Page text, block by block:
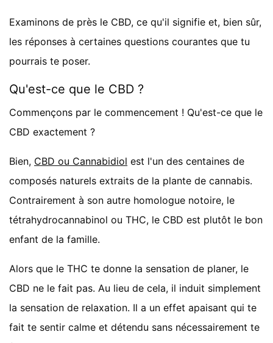
Examinons de près le CBD, ce qu'il signifie et, bien sûr,
les réponses à certaines questions courantes que tu
pourrais te poser.
Qu'est-ce que le CBD ?
Commençons par le commencement ! Qu'est-ce que le
CBD exactement ?
Bien, CBD ou Cannabidiol est l'un des centaines de
composés naturels extraits de la plante de cannabis.
Contrairement à son autre homologue notoire, le
tétrahydrocannabinol ou THC, le CBD est plutôt le bon
enfant de la famille.
Alors que le THC te donne la sensation de planer, le
CBD ne le fait pas. Au lieu de cela, il induit simplement
la sensation de relaxation. Il a un effet apaisant qui te
fait te sentir calme et détendu sans nécessairement te